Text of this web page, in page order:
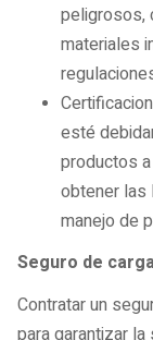
peligrosos,
materiales
esté
productos
obtener las
manejo de
Seguro de
Contratar un
para garantizar